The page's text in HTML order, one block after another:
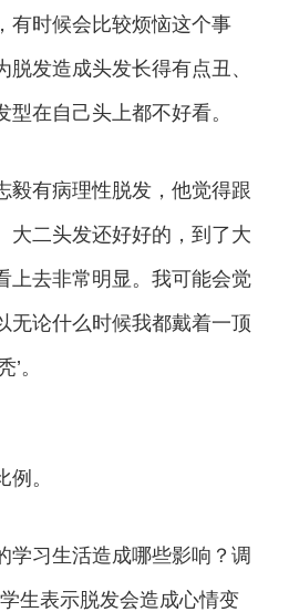
有时候会比较烦恼这个事
发造成头发长得有点丑、
型在自己头上都不好看。
毅有病理性脱发，他觉得跟
大二头发还好好的，到了大
上去非常明显。我可能会觉
无论什么时候我都戴着一顶
。
。
学习生活造成哪些影响？调
生表示脱发会造成心情变